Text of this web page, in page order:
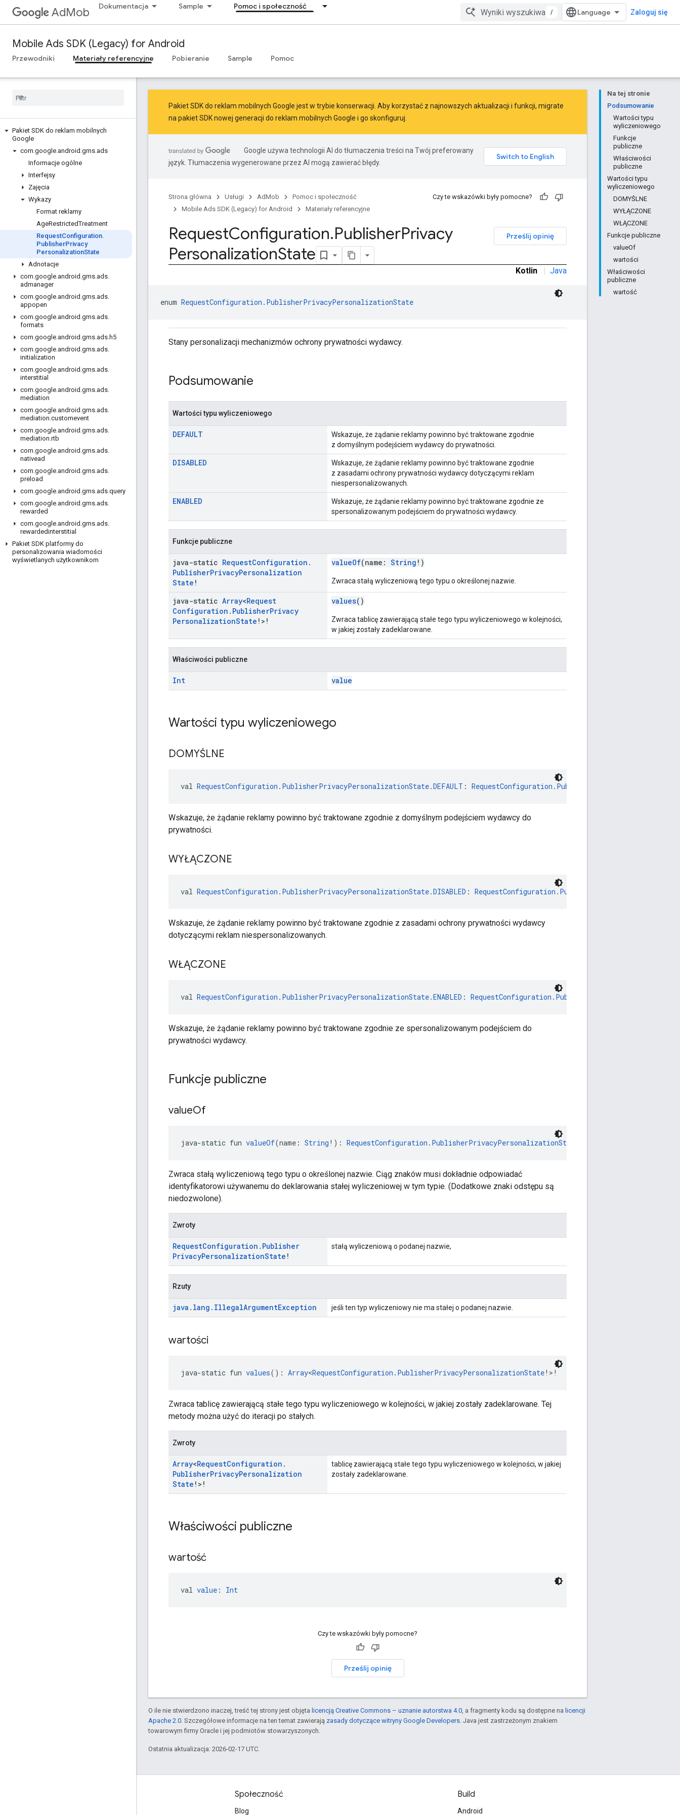
AdMob Dokumentacja Sample Pomoc i społeczność
/ Zaloguj się
Mobile Ads SDK (Legacy) for Android
Przewodniki Materiały referencyjne Pobieranie Sample Pomoc
Pakiet SDK do reklam mobilnych
Google
com.google.android .gms.ads
Informacje ogólne
Interfejsy
Zajęcia
Wykazy
Format reklamy
AgeRestrictedTreatment
RequestConfiguration.
PublisherPrivacy
PersonalizationState
Adnotacje
com.google.android .gms.ads.
admanager
com.google.android .gms.ads.
appopen
com.google.android .gms.ads.
formats
com.google.android .gms.ads.h5
com.google.android .gms.ads.
initialization
com.google.android .gms.ads.
interstitial
com.google.android .gms.ads.
mediation
com.google.android .gms.ads.
mediation.customevent
com.google.android .gms.ads.
mediation.rtb
com.google.android .gms.ads.
nativead
com.google.android .gms.ads.
preload
com.google.android .gms.ads.query
com.google.android .gms.ads.
rewarded
com.google.android .gms.ads.
rewardedinterstitial
Pakiet SDK platformy do
personalizowania wiadomości
wyświetlanych użytkownikom
Na tej stronie
Podsumowanie
Wartości typu
wyliczeniowego
Funkcje
publiczne
Właściwości
publiczne
Wartości typu
wyliczeniowego
DOMYŚLNE
WYŁĄCZONE
WŁĄCZONE
Funkcje publiczne
valueOf
wartości
Właściwości
publiczne
wartość
Pakiet SDK do reklam mobilnych Google jest w trybie konserwacji. Aby korzystać z najnowszych aktualizacji i funkcji, migrate
na pakiet SDK nowej generacji do reklam mobilnych Google i go skonfiguruj.
Google używa technologii AI do tłumaczenia treści na Twój preferowany
język. Tłumaczenia wygenerowane przez AI mogą zawierać błędy.
Strona główna Usługi AdMob
Pomoc i społeczność
Mobile Ads SDK (Legacy) for Android
Materiały referencyjne
Czy te wskazówki były pomocne?
Prześlij opinię
RequestConfiguration.PublisherPrivacy
PersonalizationState
Kotlin | Java
enum RequestConfiguration.PublisherPrivacyPersonalizationState
Stany personalizacji mechanizmów ochrony prywatności wydawcy.
Podsumowanie
Wartości typu wyliczeniowego
DEFAULT
Wskazuje, że żądanie reklamy powinno być traktowane zgodnie
z domyślnym podejściem wydawcy do prywatności.
DISABLED
Wskazuje, że żądanie reklamy powinno być traktowane zgodnie
z zasadami ochrony prywatności wydawcy dotyczącymi reklam
niespersonalizowanych.
ENABLED
Wskazuje, że żądanie reklamy powinno być traktowane zgodnie ze
spersonalizowanym podejściem do prywatności wydawcy.
Funkcje publiczne
java-static RequestConfiguration .
PublisherPrivacyPersonalization
State !
valueOf(name: String !)
Zwraca stałą wyliczeniową tego typu o określonej nazwie.
java-static Array<Request
Configuration . PublisherPrivacy
PersonalizationState !>!
values()
Zwraca tablicę zawierającą stałe tego typu wyliczeniowego w kolejności,
w jakiej zostały zadeklarowane.
Właściwości publiczne
Int value
Wartości typu wyliczeniowego
DOMYŚLNE
val RequestConfiguration.PublisherPrivacyPersonalizationState.DEFAULT :
Wskazuje, że żądanie reklamy powinno być traktowane zgodnie z domyślnym podejściem wydawcy do
prywatności.
WYŁĄCZONE
val RequestConfiguration.PublisherPrivacyPersonalizationState.DISABLED :
Wskazuje, że żądanie reklamy powinno być traktowane zgodnie z zasadami ochrony prywatności wydawcy
dotyczącymi reklam niespersonalizowanych.
WŁĄCZONE
val RequestConfiguration.PublisherPrivacyPersonalizationState.ENABLED :
Wskazuje, że żądanie reklamy powinno być traktowane zgodnie ze spersonalizowanym podejściem do
prywatności wydawcy.
Funkcje publiczne
valueOf
java-static fun valueOf(name: String !): RequestConfiguration.PublisherPrivacyPersonalizationState
Zwraca stałą wyliczeniową tego typu o określonej nazwie. Ciąg znaków musi dokładnie odpowiadać
identyfikatorowi używanemu do deklarowania stałej wyliczeniowej w tym typie. (Dodatkowe znaki odstępu są
niedozwolone).
Zwroty
RequestConfiguration . Publisher
PrivacyPersonalizationState !
stałą wyliczeniową o podanej nazwie,
Rzuty
java . lang . IllegalArgumentException jeśli ten typ wyliczeniowy nie ma stałej o podanej nazwie.
wartości
java-static fun values(): Array<RequestConfiguration.PublisherPrivacyPersonalizationState!>!
Zwraca tablicę zawierającą stałe tego typu wyliczeniowego w kolejności, w jakiej zostały zadeklarowane. Tej
metody można użyć do iteracji po stałych.
Zwroty
Array<RequestConfiguration .
PublisherPrivacyPersonalization
State !>!
tablicę zawierającą stałe tego typu wyliczeniowego w kolejności, w jakiej
zostały zadeklarowane.
Właściwości publiczne
wartość
val value : Int
Czy te wskazówki były pomocne?
Prześlij opinię
O ile nie stwierdzono inaczej, treść tej strony jest objęta licencją Creative Commons – uznanie autorstwa 4.0 , a fragmenty kodu są dostępne na licencji
Apache 2.0 . Szczegółowe informacje na ten temat zawierają zasady dotyczące witryny Google Developers . Java jest zastrzeżonym znakiem
towarowym firmy Oracle i jej podmiotów stowarzyszonych.
Ostatnia aktualizacja: 2026-02-17 UTC.
Społeczność
Blog
Build
Android